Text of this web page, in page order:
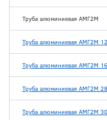
Труба алюминиевая АМГ2М
Труба алюминиевая АМГ2М
Труба алюминиевая АМГ2М
Труба алюминиевая АМГ2М
Труба алюминиевая АМГ2М